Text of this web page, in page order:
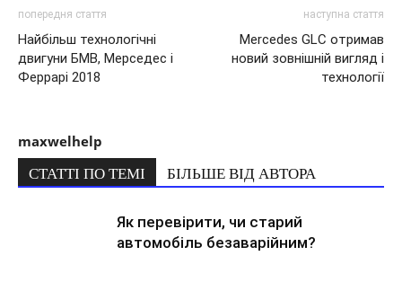
попередня стаття
Найбільш технологічні
двигуни БМВ, Мерседес і
Феррарі 2018
наступна стаття
Mercedes GLC отримав
новий зовнішній вигляд і
технології
maxwelhelp
СТАТТІ ПО ТЕМІ БІЛЬШЕ ВІД АВТОРА
Як перевірити, чи старий
автомобіль безаварійним?